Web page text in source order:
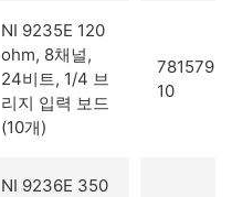
NI 9235E 120
ohm, 8채널,
24비트, 1/4 브
리지 입력 보드
(10개)
781579-
10
NI 9236E 350